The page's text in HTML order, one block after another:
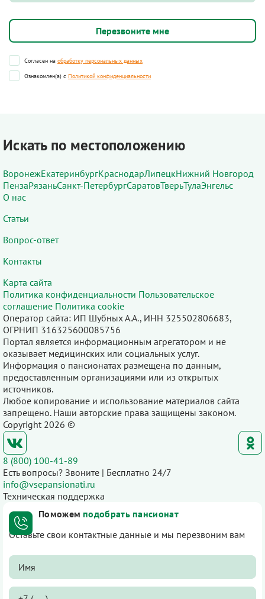
Согласен на обработку персональных данных
Ознакомлен(а) с Политикой конфиденциальности
Искать по местоположению
ВоронежЕкатеринбургКраснодарЛипецкНижний Новгород
ПензаРязаньСанкт-ПетербургСаратовТверьТулаЭнгельс
О нас
Статьи
Вопрос-ответ
Контакты
Карта сайта
Политика конфиденциальности Пользовательское
соглашение Политика cookie
Оператор сайта: ИП Шубных А.А., ИНН 325502806683,
ОГРНИП 316325600085756
Портал является информационным агрегатором и не
оказывает медицинских или социальных услуг.
Информация о пансионатах размещена по данным,
предоставленным организациями или из открытых
источников.
Любое копирование и использование материалов сайта
запрещено. Наши авторские права защищены законом.
Copyright 2026 ©
8 (800) 100-41-89
Есть вопросы? Звоните | Бесплатно 24/7
info@vsepansionati.ru
Техническая поддержка
Поможем подобрать пансионат
Оставьте свои контактные данные и мы перезвоним вам